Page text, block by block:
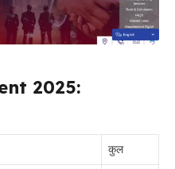
2025:
कुल